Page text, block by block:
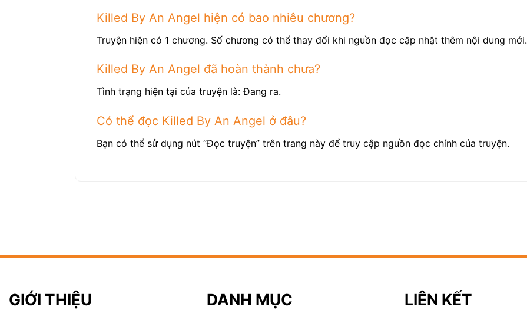
Killed By An Angel hiện có bao nhiêu chương?
Truyện hiện có 1 chương. Số chương có thể thay đổi khi nguồn đọc cập nhật thêm nội dung mới.
Killed By An Angel đã hoàn thành chưa?
Tình trạng hiện tại của truyện là: Đang ra.
Có thể đọc Killed By An Angel ở đâu?
Bạn có thể sử dụng nút “Đọc truyện” trên trang này để truy cập nguồn đọc chính của truyện.
GIỚI THIỆU DANH MỤC LIÊN KẾT